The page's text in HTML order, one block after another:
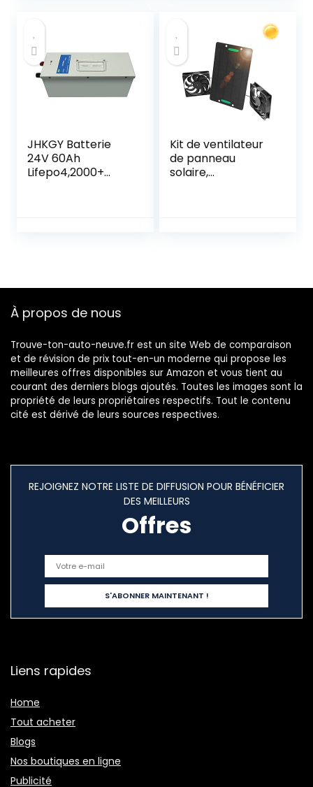
Camping-Car,
Camping, Maison
Solaire, Bateau,
Etc.
JHKGY Batterie
24V 60Ah
Lifepo4,2000+
Golf Cart Camper
Kit de ventilateur
de panneau
solaire,
de camping-car,
À propos de nous
Trouve-ton-auto-neuve.fr est un site Web de comparaison
et de révision de prix tout-en-un moderne qui propose les
meilleures offres disponibles sur Amazon et vous tient au
courant des derniers blogs ajoutés. Toutes les images sont la
propriété de leurs propriétaires respectifs. Tout le contenu
cité est dérivé de leurs sources respectives.
REJOIGNEZ NOTRE LISTE DE DIFFUSION POUR BÉNÉFICIER
DES MEILLEURS
Offres
Liens rapides
Home
Tout acheter
Blogs
Nos boutiques en ligne
Publicité